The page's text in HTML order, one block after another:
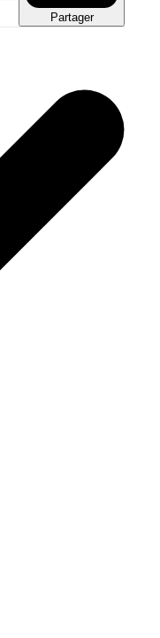
Partager